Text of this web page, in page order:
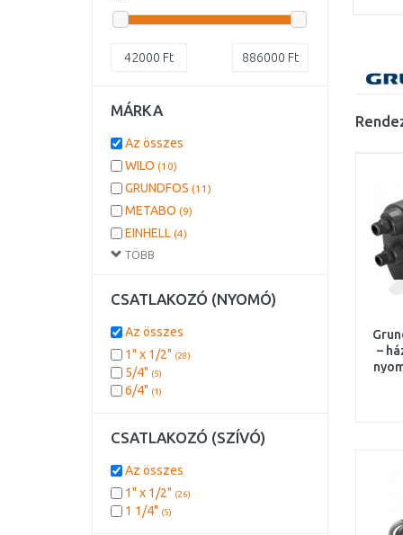
–
42000 Ft 886000 Ft
MÁRKA
TÖBB
Az összes
WILO (10)
GRUNDFOS (11)
METABO (9)
EINHELL (4)
KÄRCHER Home
CSATLAKOZÓ (NYOMÓ)
Az összes
1" x 1/2" (28)
5/4" (5)
6/4" (1)
CSATLAKOZÓ (SZÍVÓ)
Az összes
1" x 1/2" (26)
1 1/4" (5)